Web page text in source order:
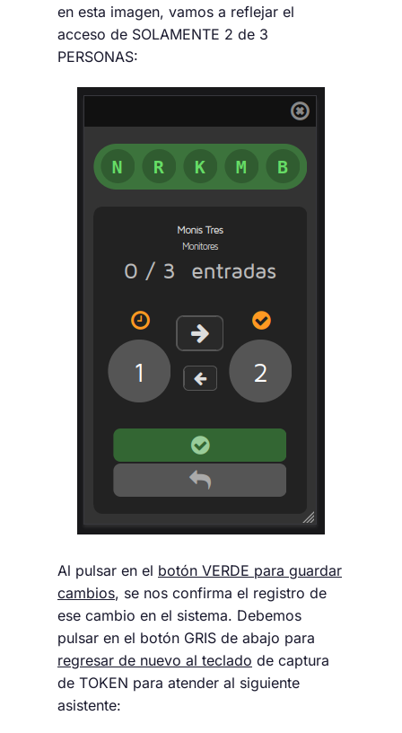
en esta imagen, vamos a reflejar el
acceso de SOLAMENTE 2 de 3
PERSONAS:
Al pulsar en el botón VERDE para guardar
cambios, se nos confirma el registro de
ese cambio en el sistema. Debemos
pulsar en el botón GRIS de abajo para
regresar de nuevo al teclado de captura
de TOKEN para atender al siguiente
asistente: